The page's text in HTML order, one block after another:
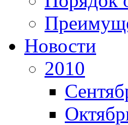
Новости
2010